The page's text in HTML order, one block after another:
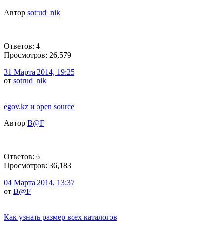
Автор sotrud_nik
Ответов: 4
Просмотров: 26,579
31 Марта 2014, 19:25
от sotrud_nik
egov.kz и open source
Автор B@F
Ответов: 6
Просмотров: 36,183
04 Марта 2014, 13:37
от B@F
Как узнать размер всех каталогов